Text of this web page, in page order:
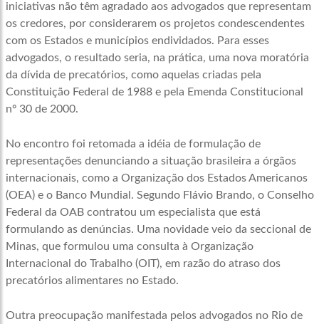
iniciativas não têm agradado aos advogados que representam
os credores, por considerarem os projetos condescendentes
com os Estados e municípios endividados. Para esses
advogados, o resultado seria, na prática, uma nova moratória
da dívida de precatórios, como aquelas criadas pela
Constituição Federal de 1988 e pela Emenda Constitucional
nº 30 de 2000.
No encontro foi retomada a idéia de formulação de
representações denunciando a situação brasileira a órgãos
internacionais, como a Organização dos Estados Americanos
(OEA) e o Banco Mundial. Segundo Flávio Brando, o Conselho
Federal da OAB contratou um especialista que está
formulando as denúncias. Uma novidade veio da seccional de
Minas, que formulou uma consulta à Organização
Internacional do Trabalho (OIT), em razão do atraso dos
precatórios alimentares no Estado.
Outra preocupação manifestada pelos advogados no Rio de